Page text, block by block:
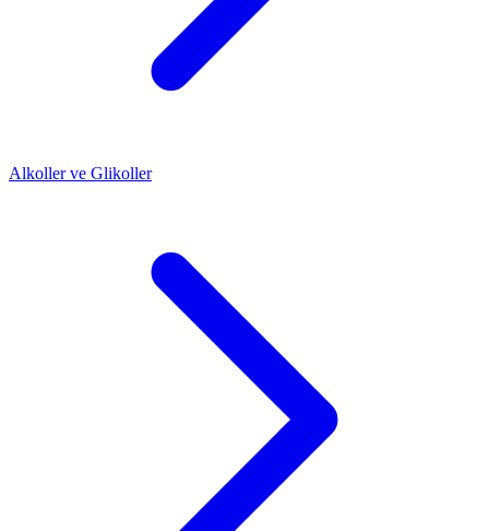
Alkoller ve Glikoller